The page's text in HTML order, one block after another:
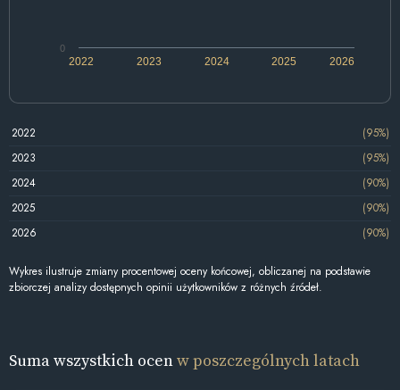
2022 2024 2026
2023 2025
0
2022
(95%)
2023
(95%)
2024
(90%)
2025
(90%)
2026
(90%)
Wykres ilustruje zmiany procentowej oceny końcowej, obliczanej na podstawie
zbiorczej analizy dostępnych opinii użytkowników z różnych źródeł.
Suma wszystkich ocenw poszczególnych latach